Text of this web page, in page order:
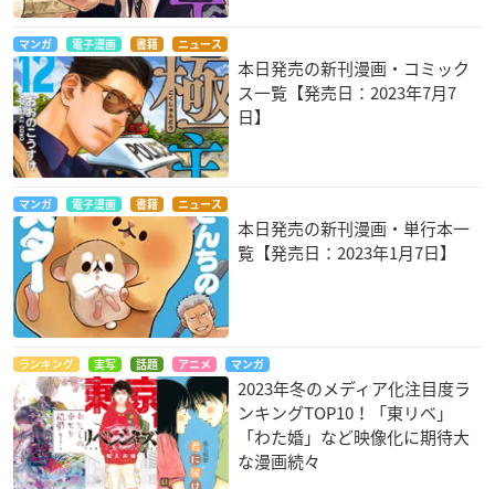
マンガ 電子漫画 書籍 ニュース
本日発売の新刊漫画・コミック
ス一覧【発売日：2023年7月7
日】
マンガ 電子漫画 書籍 ニュース
本日発売の新刊漫画・単行本一
覧【発売日：2023年1月7日】
ランキング 実写 話題 アニメ マンガ
2023年冬のメディア化注目度ラ
ンキングTOP10！「東リベ」
「わた婚」など映像化に期待大
な漫画続々